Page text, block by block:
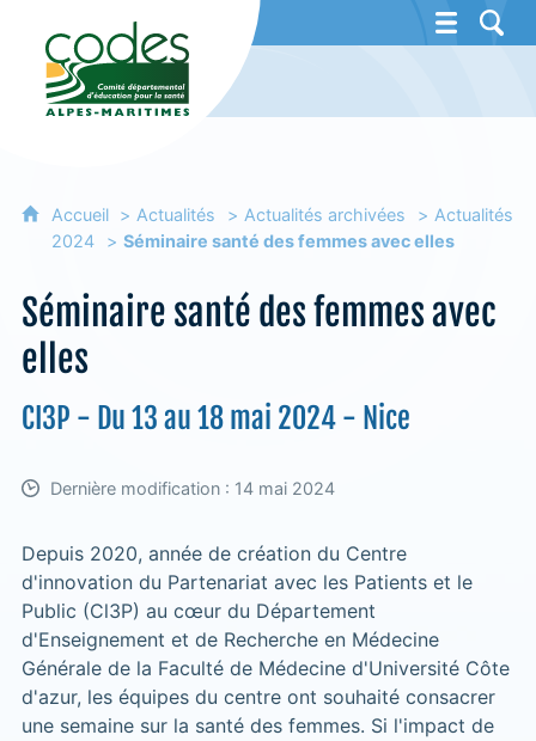
CoDES 06 - Comité départemental
Accueil Actualités Actualités archivées
Actualités
2024
Séminaire santé des femmes avec elles
Séminaire santé des femmes avec
elles
CI3P - Du 13 au 18 mai 2024 - Nice
Dernière modification : 14 mai 2024
Depuis 2020, année de création du Centre
d'innovation du Partenariat avec les Patients et le
Public (Cl3P) au cœur du Département
d'Enseignement et de Recherche en Médecine
Générale de la Faculté de Médecine d'Université Côte
d'azur, les équipes du centre ont souhaité consacrer
une semaine sur la santé des femmes. Si l'impact de